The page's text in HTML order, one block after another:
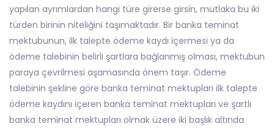
yapılan ayrımlardan hangi türe girerse girsin, mutlaka bu iki
türden birinin niteliğini taşımaktadır. Bir banka teminat
mektubunun, ilk talepte ödeme kaydı içermesi ya da
ödeme talebinin belirli şartlara bağlanmış olması, mektubun
paraya çevrilmesi aşamasında önem taşır. Ödeme
talebinin şekline göre banka teminat mektupları ilk talepte
ödeme kaydını içeren banka teminat mektupları ve şartlı
banka teminat mektupları olmak üzere iki başlık altında